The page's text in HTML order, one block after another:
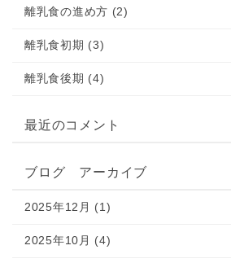
離乳食の進め方 (2)
離乳食初期 (3)
離乳食後期 (4)
最近のコメント
ブログ アーカイブ
2025年12月 (1)
2025年10月 (4)